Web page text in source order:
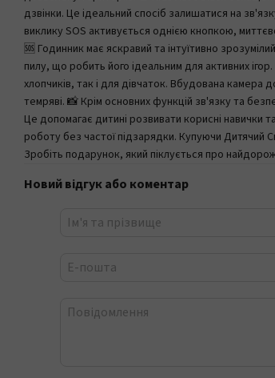
дзвінки. Це ідеальний спосіб залишатися на
виклику SOS активується однією кнопкою,
🆘 Годинник має яскравий та інтуїтивно
пилу, що робить його ідеальним для активних
хлопчиків, так і для дівчаток. Вбудована камера
темряві. 📸 Крім основних функцій зв'язку та
Це допомагає дитині розвивати корисні навички
роботу без частої підзарядки. Купуючи Дитячий
Зробіть подарунок, який піклується про
Новий відгук або коментар